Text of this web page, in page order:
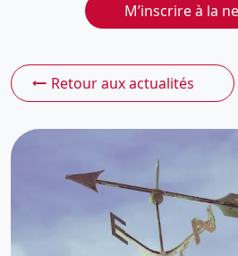
M’inscrire à la
Retour aux actualités